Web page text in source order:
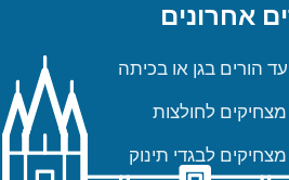
אחרונים
הורים בגן או בכיתה
לחולצות
לבגדי תינוק